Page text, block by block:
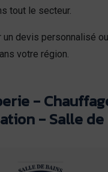
tout le secteur.
un devis personnalisé
votre région.
-
- Salle